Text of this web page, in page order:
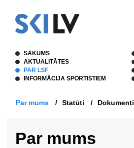
SĀKUMS
AKTUALITĀTES
PAR LSF
INFORMĀCIJA SPORTISTIEM
Par mums / Statūti / Dokumenti
Par mums